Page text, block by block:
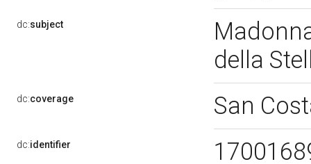
dc:subject
della
dc:coverage San
dc:identifier